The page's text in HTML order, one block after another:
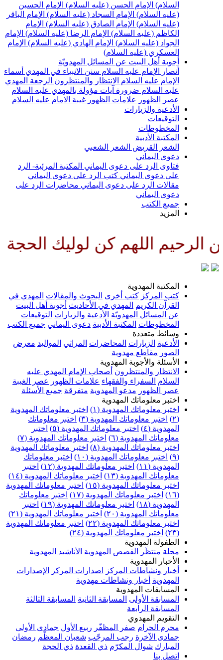
الإمام الحسن (عليه السلام) الإمام الحسين
الإمام السجاد (عليه السلام) الإمام الباقر
الإمام الصادق (عليه السلام) الإمام
(عليه السلام) الإمام الرضا (عليه السلام) الإمام
(عليه السلام) الإمام الهادي (عليه السلام) الإمام
(عليه السلام)
أهل البيت عن المسائل المهدويّة
الإمام عليه السلامسنن الانبياء في المهديأسماء
عليه السلامالانتظار والمنتظرونالرجعةالمهدي
السلام ضرورة آيات مؤولة بالمهدي عليه السلام
علامات الظهورغيبة الامام عليه السلام
والزيارات
الأدبية
الشعر الشعبي
اليماني
الرد على دعوى اليماني المكتبة المرئية- الرد
دعوى اليماني كتب الرد على دعوى اليماني
الرد على دعوى اليماني محاضرات الرد على
كن لوليك الحجة بن
المهدوية
كتب أخرى البحوث والمقالات المهدي في
المهدي في الأحاديث أجوبة أهل البيت
المسائل المهدويّة الأدعية والزيارات التوقيعات
المكتبة الأدبية دعوى اليماني جميع الكتب
متعددة
الزيارات المحاضرات المراثي المواليد معرض
مقاطع مهدوية
والأجوبة المهدوية
والمنتظرون أصحاب الإمام المهدي عليه
السفراء والفقهاء علامات الظهور عصر الغيبة
مدعو المهدوية متفرقة جميع الأسئلة
معلوماتك المهدوية
معلوماتك المهدوية (١)
اختبر معلوماتك المهدوية
اختبر معلوماتك المهدوية (٣)
اختبر معلوماتك
اختبر معلوماتك المهدوية (٥)
اختبر
المهدوية (٦)
اختبر معلوماتك المهدوية (٧)
معلوماتك المهدوية (٨)
اختبر معلوماتك المهدوية
اختبر معلوماتك المهدوية (١٠)
اختبر معلوماتك
اختبر معلوماتك المهدوية (١٢)
اختبر
المهدوية (١٣)
اختبر معلوماتك المهدوية (١٤)
معلوماتك المهدوية (١٥)
اختبر معلوماتك المهدوية
اختبر معلوماتك المهدوية (١٧)
اختبر معلوماتك
اختبر معلوماتك المهدوية (١٩)
اختبر
المهدوية (٢٠)
اختبر معلوماتك المهدوية (٢١)
معلوماتك المهدوية (٢٢)
اختبر معلوماتك المهدوية
اختبر معلوماتك المهدوية (٢٤)
المهدوية
منتظَر
القصص المهدوية الأناشيد المهدوية
المهدوية
ونشاطات المركز اصدارات المركز الإصدارات
أخبار ونشاطات مهدوية
المهدوية
الأولى المسابقة الثانية المسابقة الثالثة
الرابعة
المهدوي
الحرام
صفر المظفّر ربيع الأول جمادى الأولى
رجب المرجّب شعبان المعظّم رمضان
شوال المكرّم ذي القعدة ذي الحجة